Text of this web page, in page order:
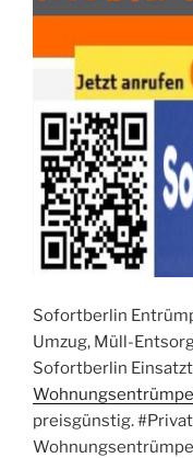
Sofortberlin
Umzug, Müll-
Sofortberlin
preisgünstig.